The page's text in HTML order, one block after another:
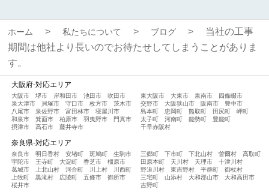
ホーム 私たちについて ブログ
当社の工事
期間は他社より長いのでお待たせしてしまうことがありま
す。
大阪府-対応エリア
大阪市 堺市 岸和田市 池田市
吹田市
泉大津市
貝塚市 守口市 枚方市
茨木市
八尾市
泉佐野市 富田林市
寝屋川市
和泉市
箕面市 柏原市 羽曳野市
門真市
摂津市
高石市 藤井寺市
東大阪市 大東市 泉南市
四條畷市
交野市
大阪狭山市 阪南市
豊中市
島本町
忠岡町 熊取町 田尻町
岬町
太子町
河南町 能勢町
豊能町
千早赤阪村
奈良県-対応エリア
奈良市 明日香村 安堵町 斑鳩町
生駒市
宇陀市
王寺町 大淀町 香芝市
橿原市
葛城市
上北山村 河合町 川上村
川西町
上牧町
黒滝村 広陵町 五條市
御所市
桜井市
三郷町 下市町 下北山村 曽爾村
高取町
田原本町
天川村 天理市
十津川村
野迫川村
東吉野村 平群町
御杖村
三宅町
山添村 大和郡山市
大和高田市
吉野町